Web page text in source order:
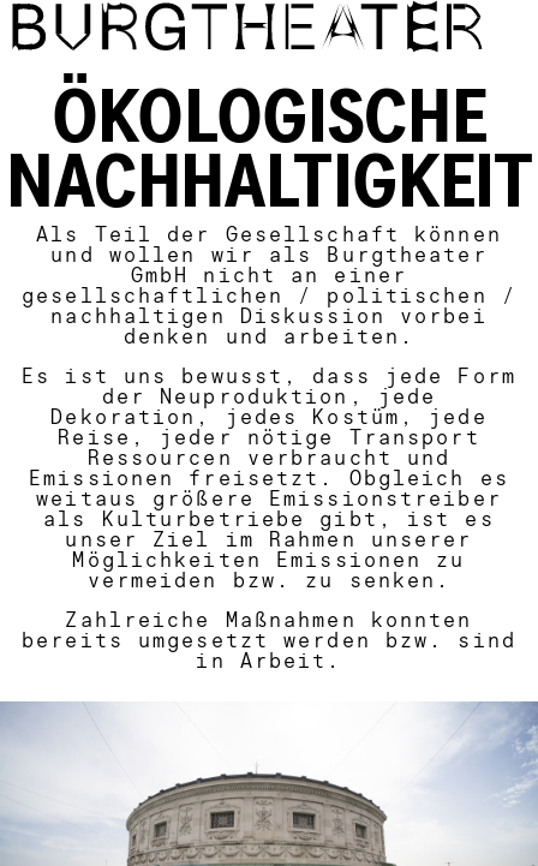
Direkt zum Inhalt
ÖKOLOGISCHE
NACHHALTIGKEIT
Als Teil der Gesellschaft können
und wollen wir als Burgtheater
GmbH nicht an einer
gesellschaftlichen / politischen /
nachhaltigen Diskussion vorbei
denken und arbeiten.
Es ist uns bewusst, dass jede Form
der Neuproduktion, jede
Dekoration, jedes Kostüm, jede
Reise, jeder nötige Transport
Ressourcen verbraucht und
Emissionen freisetzt. Obgleich es
weitaus größere Emissionstreiber
als Kulturbetriebe gibt, ist es
unser Ziel im Rahmen unserer
Möglichkeiten Emissionen zu
vermeiden bzw. zu senken.
Zahlreiche Maßnahmen konnten
bereits umgesetzt werden bzw. sind
in Arbeit.